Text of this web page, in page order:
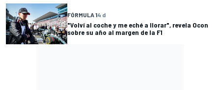
FÓRMULA 14 d
"Volví al coche y me eché a llorar", revela Ocon
sobre su año al margen de la F1